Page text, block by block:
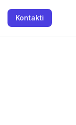
Kontakti